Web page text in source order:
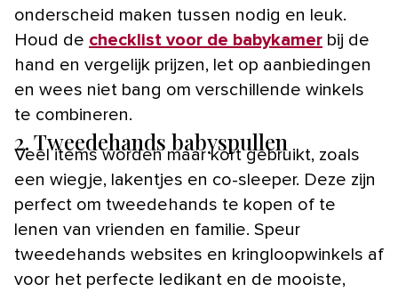
onderscheid maken tussen nodig en leuk.
Houd de checklist voor de babykamer bij de
hand en vergelijk prijzen, let op aanbiedingen
en wees niet bang om verschillende winkels
te combineren.
2. Tweedehands babyspullen
Veel items worden maar kort gebruikt, zoals
een wiegje, lakentjes en co-sleeper. Deze zijn
perfect om tweedehands te kopen of te
lenen van vrienden en familie. Speur
tweedehands websites en kringloopwinkels af
voor het perfecte ledikant en de mooiste,